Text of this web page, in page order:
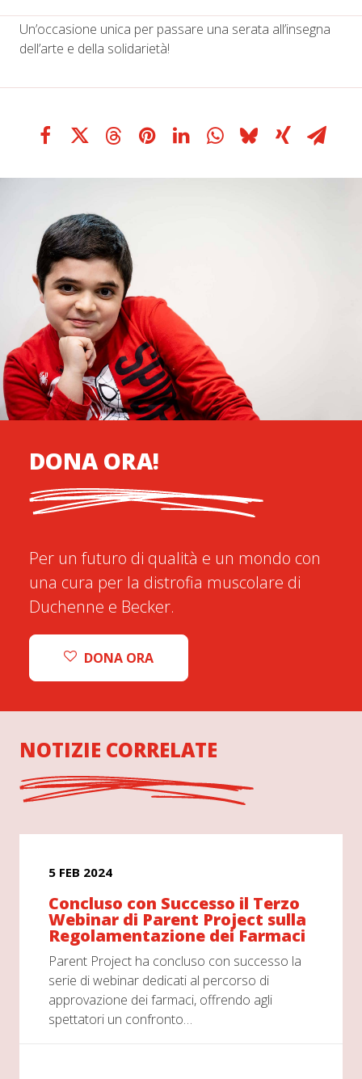
Un’occasione unica per passare una serata all’insegna
dell’arte e della solidarietà!
DONA ORA!
Per un futuro di qualità e un mondo con
una cura per la distrofia muscolare di
Duchenne e Becker.
DONA ORA
NOTIZIE CORRELATE
5 FEB 2024
Concluso con Successo il Terzo
Webinar di Parent Project sulla
Regolamentazione dei Farmaci
Parent Project ha concluso con successo la
serie di webinar dedicati al percorso di
approvazione dei farmaci, offrendo agli
spettatori un confronto…